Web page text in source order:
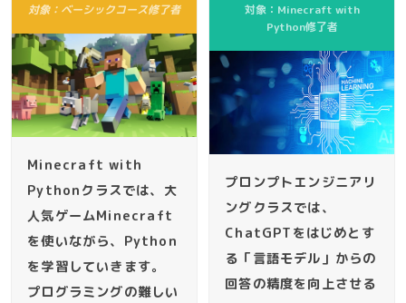
対象：ベーシックコース修了者
Minecraft with
Pythonクラスでは、大
人気ゲームMinecraft
を使いながら、Python
を学習していきます。
プログラミングの難しい
対象：Minecraft with
Python修了者
プロンプトエンジニアリ
ングクラスでは、
ChatGPTをはじめとす
る「言語モデル」からの
回答の精度を向上させる